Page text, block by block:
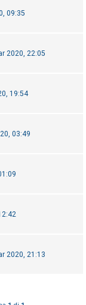
09:35
2020, 22:05
19:54
03:49
2020, 21:13